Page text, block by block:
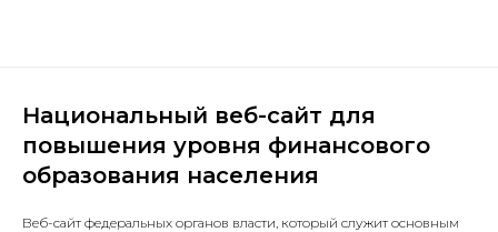
Национальный веб-сайт для
повышения уровня финансового
образования населения
Веб-сайт федеральных органов власти, который служит основным